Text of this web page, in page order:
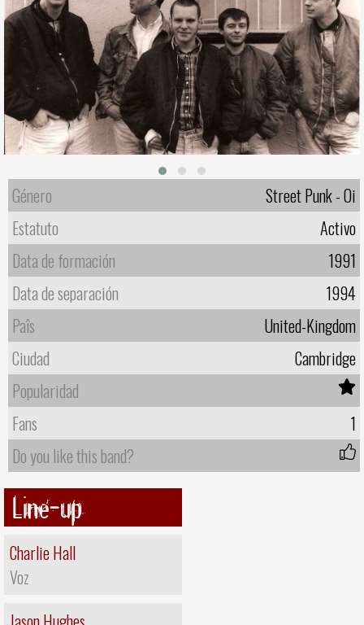
Género
Street Punk - Oi
Estatuto
Activo
Data de formación
1991
Data de separación
1994
Paîs
United-Kingdom
Ciudad
Cambridge
Popularidad
Fans
1
Do you like this band?
Line-up
Charlie Hall
Voz